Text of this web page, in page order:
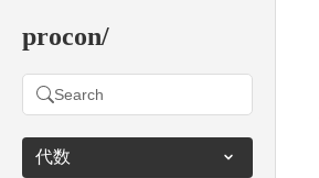
procon/
Search
代数